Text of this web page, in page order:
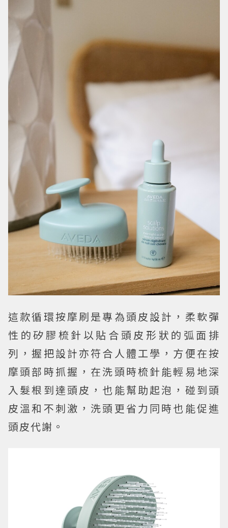
這款循環按摩刷是專為頭皮設計，柔軟彈
性的矽膠梳針以貼合頭皮形狀的弧面排
列，握把設計亦符合人體工學，方便在按
摩頭部時抓握，在洗頭時梳針能輕易地深
入髮根到達頭皮，也能幫助起泡，碰到頭
皮溫和不刺激，洗頭更省力同時也能促進
頭皮代謝。